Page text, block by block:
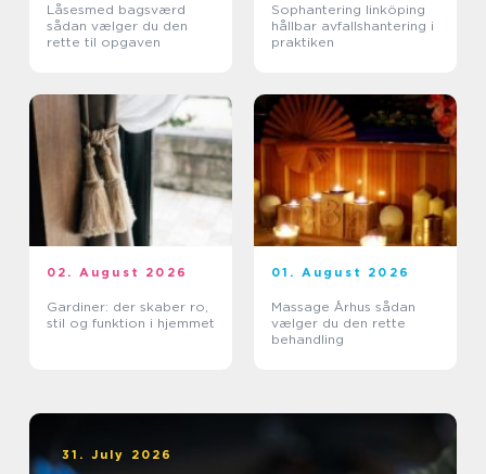
Låsesmed bagsværd
sådan vælger du den
rette til opgaven
Sophantering linköping
hållbar avfallshantering i
praktiken
02. August 2026
Gardiner: der skaber ro,
stil og funktion i hjemmet
01. August 2026
Massage Århus sådan
vælger du den rette
behandling
31. July 2026